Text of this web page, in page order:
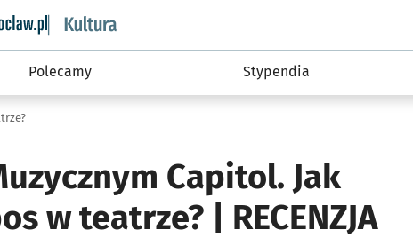
informacyjny wroclaw.pl podserwis: Kultura
Polecamy Stypendia
Capitol. Jak
w teatrze? | RECENZJA